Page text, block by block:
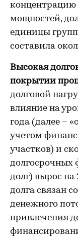
концентрацию
мощностей,
единицы
составила
Высокая
покрытии
долговой
влияние на
года (далее –
учетом
участков) и
долгосрочных
долг) вырос на
долга связан
денежного
привлечения